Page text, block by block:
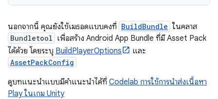
นอกจากนี้ คุณยังใช้เมธอดแบบคงที่ BuildBundle ในคลาส
Bundletool เพื่อสร้าง Android App Bundle ที่มี Asset Pack
ได้ด้วย โดยระบุ BuildPlayerOptions และ
AssetPackConfig
ดูบทแนะนำแบบมีคำแนะนำได้ที่ Codelab การใช้การนำส่งเนื้อหา
Play ในเกม Unity